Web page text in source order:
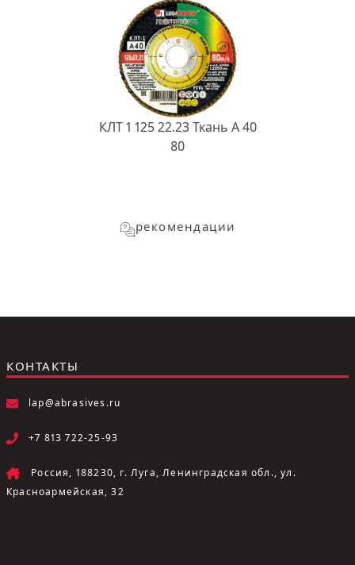
КЛТ 1 125 22.23 Ткань A 40
80
рекомендации
КОНТАКТЫ
lap@abrasives.ru
+7 813 722-25-93
Россия, 188230, г. Луга, Ленинградская обл., ул.
Красноармейская, 32